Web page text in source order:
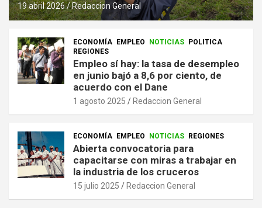
19 abril 2026 Redaccion General
ECONOMÍA EMPLEO NOTICIAS
POLITICA
REGIONES
Empleo sí hay: la tasa de desempleo
en junio bajó a 8,6 por ciento, de
acuerdo con el Dane
1 agosto 2025 Redaccion General
ECONOMÍA EMPLEO NOTICIAS REGIONES
Abierta convocatoria para
capacitarse con miras a trabajar en
la industria de los cruceros
15 julio 2025 Redaccion General